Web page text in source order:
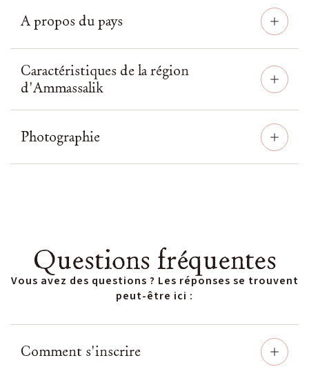
A propos du pays
Caractéristiques de la région
d'Ammassalik
Photographie
Questions fréquentes
Vous avez des questions ? Les réponses se trouvent
peut-être ici :
Comment s'inscrire